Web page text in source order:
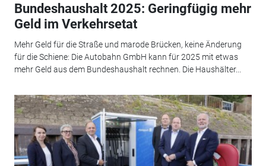
Bundeshaushalt 2025: Geringfügig mehr
Geld im Verkehrsetat
Mehr Geld für die Straße und marode Brücken, keine Änderung
für die Schiene: Die Autobahn GmbH kann für 2025 mit etwas
mehr Geld aus dem Bundeshaushalt rechnen. Die Haushälter...